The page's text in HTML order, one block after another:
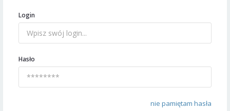
Login
Hasło
nie pamiętam hasła